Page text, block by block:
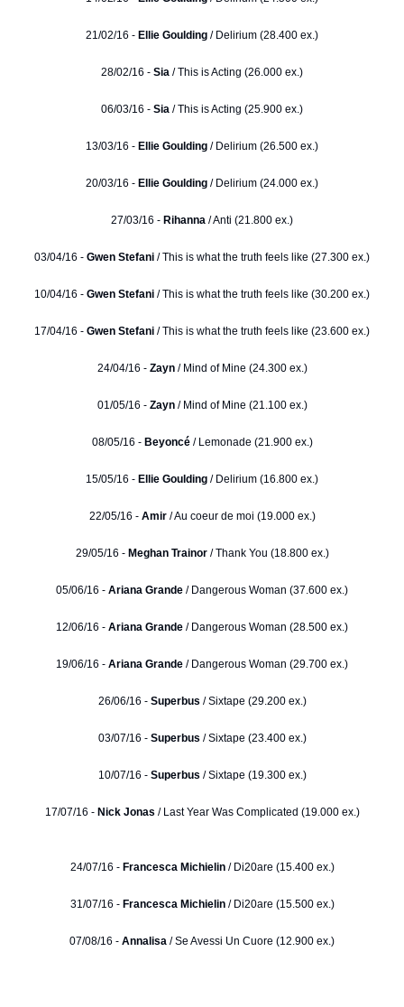
21/02/16 - Ellie Goulding / Delirium (28.400 ex.)
28/02/16 - Sia / This is Acting (26.000 ex.)
06/03/16 - Sia / This is Acting (25.900 ex.)
13/03/16 - Ellie Goulding / Delirium (26.500 ex.)
20/03/16 - Ellie Goulding / Delirium (24.000 ex.)
27/03/16 - Rihanna / Anti (21.800 ex.)
03/04/16 - Gwen Stefani / This is what the truth feels like (27.300 ex.)
10/04/16 - Gwen Stefani / This is what the truth feels like (30.200 ex.)
17/04/16 - Gwen Stefani / This is what the truth feels like (23.600 ex.)
24/04/16 - Zayn / Mind of Mine (24.300 ex.)
01/05/16 - Zayn / Mind of Mine (21.100 ex.)
08/05/16 - Beyoncé / Lemonade (21.900 ex.)
15/05/16 - Ellie Goulding / Delirium (16.800 ex.)
22/05/16 - Amir / Au coeur de moi (19.000 ex.)
29/05/16 - Meghan Trainor/ Thank You (18.800 ex.)
05/06/16 - Ariana Grande / Dangerous Woman (37.600 ex.)
12/06/16 - Ariana Grande / Dangerous Woman (28.500 ex.)
19/06/16 - Ariana Grande / Dangerous Woman (29.700 ex.)
26/06/16 - Superbus / Sixtape (29.200 ex.)
03/07/16 - Superbus / Sixtape (23.400 ex.)
10/07/16 - Superbus / Sixtape (19.300 ex.)
17/07/16 - Nick Jonas / Last Year Was Complicated (19.000 ex.)
24/07/16 - Francesca Michielin/ Di20are (15.400 ex.)
31/07/16 - Francesca Michielin/ Di20are (15.500 ex.)
07/08/16 - Annalisa / Se Avessi Un Cuore (12.900 ex.)